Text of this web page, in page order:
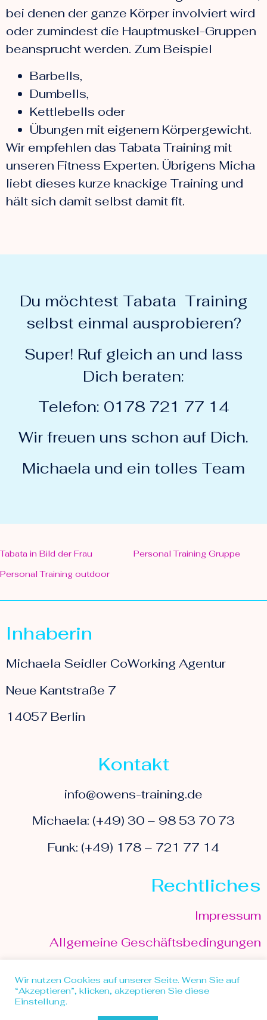
bei denen der ganze Körper involviert wird
oder zumindest die Hauptmuskel-Gruppen
beansprucht werden. Zum Beispiel
Barbells,
Dumbells,
Kettlebells oder
Übungen mit eigenem Körpergewicht.
Wir empfehlen das Tabata Training mit
unseren Fitness Experten. Übrigens Micha
liebt dieses kurze knackige Training und
hält sich damit selbst damit fit.
Du möchtest Tabata Training
selbst einmal ausprobieren?
Super! Ruf gleich an und lass
Dich beraten:
Telefon: 0178 721 77 14
Wir freuen uns schon auf Dich.
Michaela und ein tolles Team
Tabata in Bild der Frau
Personal Training Gruppe
Personal Training outdoor
Inhaberin
Michaela Seidler CoWorking Agentur
Neue Kantstraße 7
14057 Berlin
Kontakt
info@owens-training.de
Michaela: (+49) 30 – 98 53 70 73
Funk: (+49) 178 – 721 77 14
Rechtliches
Impressum
Allgemeine Geschäftsbedingungen
© 2013 Owens Training - made with love
Wir nutzen Cookies auf unserer Seite. Wenn Sie auf
“Akzeptieren”, klicken, akzeptieren Sie diese
Einstellung.